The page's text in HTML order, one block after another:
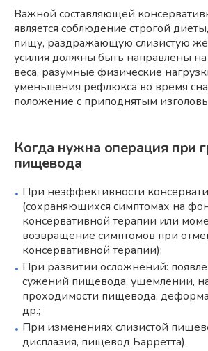
Важной составляющей
является соблюдение строгой
пищу, раздражающую слизистую
усилия должны быть направлены
веса, разумные физические
уменьшения рефлюкса во время
положение с приподнятым
Когда нужна операция при
пищевода
При неэффективности
(сохраняющихся симптомах на
консервативной терапии или
возвращение симптомов при
консервативной терапии);
При развитии осложнений:
сужений пищевода, ущемлении,
проходимости пищевода,
др.;
При изменениях слизистой
дисплазия, пищевод Барретта).